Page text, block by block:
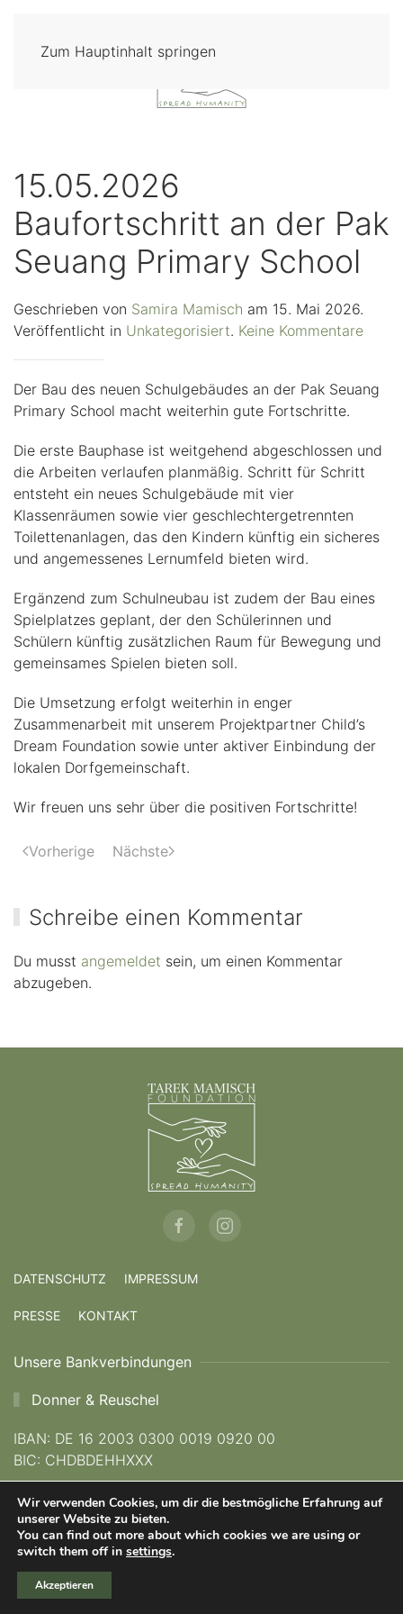
Zum Hauptinhalt springen
15.05.2026
Baufortschritt an der Pak
Seuang Primary School
Geschrieben von Samira Mamisch am 15. Mai 2026.
Veröffentlicht in Unkategorisiert. Keine Kommentarezu
an
Der Bau des neuen Schulgebäudes an der Pak Seuang
Primary School macht weiterhin gute Fortschritte.
Die erste Bauphase ist weitgehend abgeschlossen und
die Arbeiten verlaufen planmäßig. Schritt für Schritt
entsteht ein neues Schulgebäude mit vier
Klassenräumen sowie vier geschlechtergetrennten
Toilettenanlagen, das den Kindern künftig ein sicheres
und angemessenes Lernumfeld bieten wird.
Ergänzend zum Schulneubau ist zudem der Bau eines
Spielplatzes geplant, der den Schülerinnen und
Schülern künftig zusätzlichen Raum für Bewegung und
gemeinsames Spielen bieten soll.
Die Umsetzung erfolgt weiterhin in enger
Zusammenarbeit mit unserem Projektpartner Child’s
Dream Foundation sowie unter aktiver Einbindung der
lokalen Dorfgemeinschaft.
Wir freuen uns sehr über die positiven Fortschritte!
Vorherige Nächste
Schreibe einen Kommentar
Du musst angemeldet sein, um einen Kommentar
abzugeben.
DATENSCHUTZ IMPRESSUM
PRESSE KONTAKT
Unsere Bankverbindungen
Donner & Reuschel
IBAN: DE 16 2003 0300 0019 0920 00
BIC: CHDBDEHHXXX
Kreissparkasse München Starnberg Ebersberg
IBAN: DE 62 7025 0150 0023 1111 23
BIC: BYLADEM1KMS
Wir verwenden Cookies, um dir die bestmögliche Erfahrung auf
unserer Website zu bieten.
You can find out more about which cookies we are using or
switch them off in settings.
Akzeptieren